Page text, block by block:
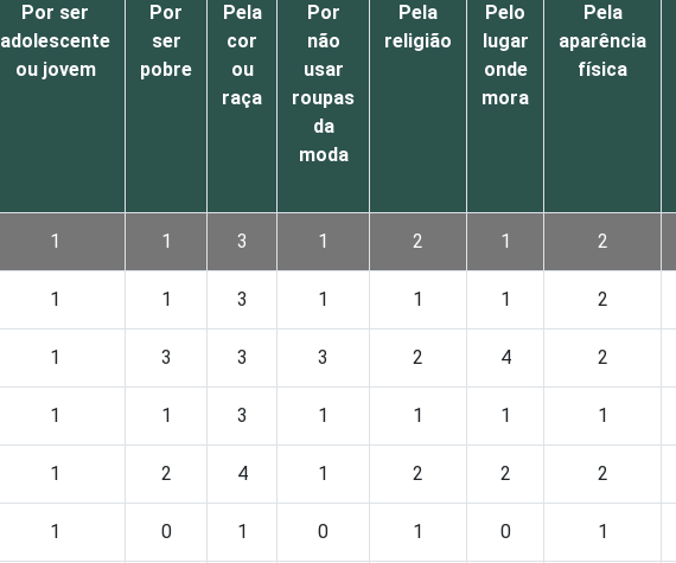
Por ser
adolescente
ou jovem
Por
ser
pobre
Pela
cor
ou
raça
Por
não
usar
roupas
da
moda
Pela
religião
Pelo
lugar
onde
mora
Pela
aparência
física
1 1 3 1 2 1 2
1 1 3 1 1 1 2
1 3 3 3 2 4 2
1 1 3 1 1 1 1
1 2 4 1 2 2 2
1 0 1 0 1 0 1